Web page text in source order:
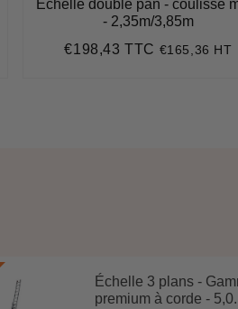
Échelle double pan - coulisse
- 2,35m/3,85m
Prix
€198,43 TTC €198,43
€165,36 HT
Échelle 3 plans -
premium à corde -